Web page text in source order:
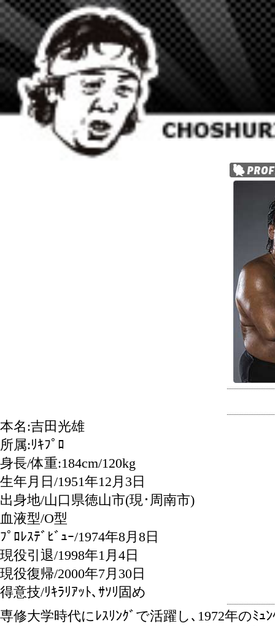
本名:吉田光雄
所属:ﾘｷﾌﾟﾛ
身長/体重:184cm/120kg
生年月日/1951年12月3日
出身地/山口県徳山市(現･周南市)
血液型/O型
ﾌﾟﾛﾚｽﾃﾞﾋﾞｭｰ/1974年8月8日
現役引退/1998年1月4日
現役復帰/2000年7月30日
得意技/ﾘｷﾗﾘｱｯﾄ､ｻｿﾘ固め
専修大学時代にﾚｽﾘﾝｸﾞで活躍し､1972年のﾐｭ